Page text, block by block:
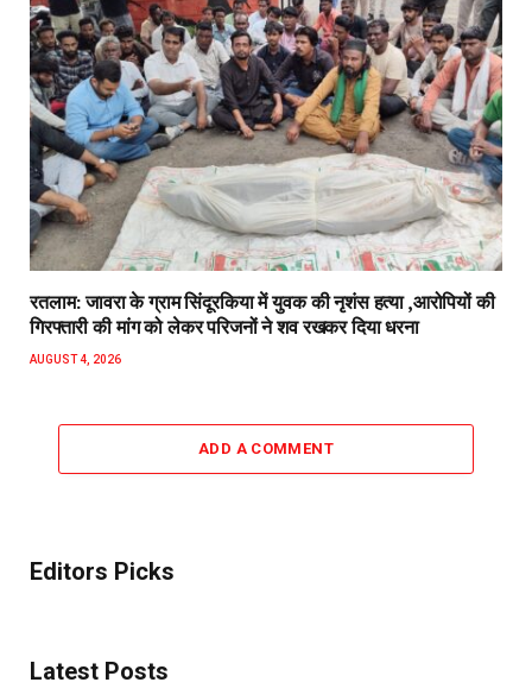
रतलाम: जावरा के ग्राम सिंदूरकिया में युवक की नृशंस हत्या ,आरोपियों की
गिरफ्तारी की मांग को लेकर परिजनों ने शव रखकर दिया धरना
AUGUST 4, 2026
ADD A COMMENT
Editors Picks
Latest Posts